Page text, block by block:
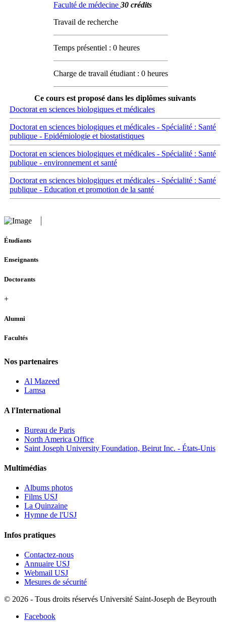
Faculté de médecine 30 crédits
Travail de recherche
Temps présentiel : 0 heures
Charge de travail étudiant : 0 heures
Ce cours est proposé dans les diplômes suivants
Doctorat en sciences biologiques et médicales
Doctorat en sciences biologiques et médicales - Spécialité : Santé
publique - Epidémiologie et biostatistiques
Doctorat en sciences biologiques et médicales - Spécialité : Santé
publique - environnement et santé
Doctorat en sciences biologiques et médicales - Spécialité : Santé
publique - Education et promotion de la santé
Étudiants
Enseignants
Doctorants
+
Alumni
Facultés
Nos partenaires
Al Mazeed
Lamsa
A l'International
Bureau de Paris
North America Office
Saint Joseph University Foundation, Beirut Inc. - États-Unis
Multimédias
Albums photos
Films USJ
La Quinzaine
Hymne de l'USJ
Infos pratiques
Contactez-nous
Annuaire USJ
Webmail USJ
Mesures de sécurité
© 2026 - Tous droits réservés Université Saint-Joseph de Beyrouth
Facebook